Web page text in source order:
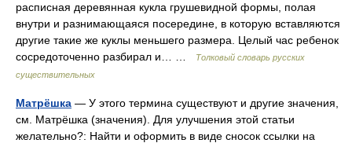
расписная деревянная кукла грушевидной формы, полая
внутри и разнимающаяся посередине, в которую вставляются
другие такие же куклы меньшего размера. Целый час ребенок
сосредоточенно разбирал и… …
Толковый словарь русских
существительных
Матрёшка — У этого термина существуют и другие значения,
см. Матрёшка (значения). Для улучшения этой статьи
желательно?: Найти и оформить в виде сносок ссылки на